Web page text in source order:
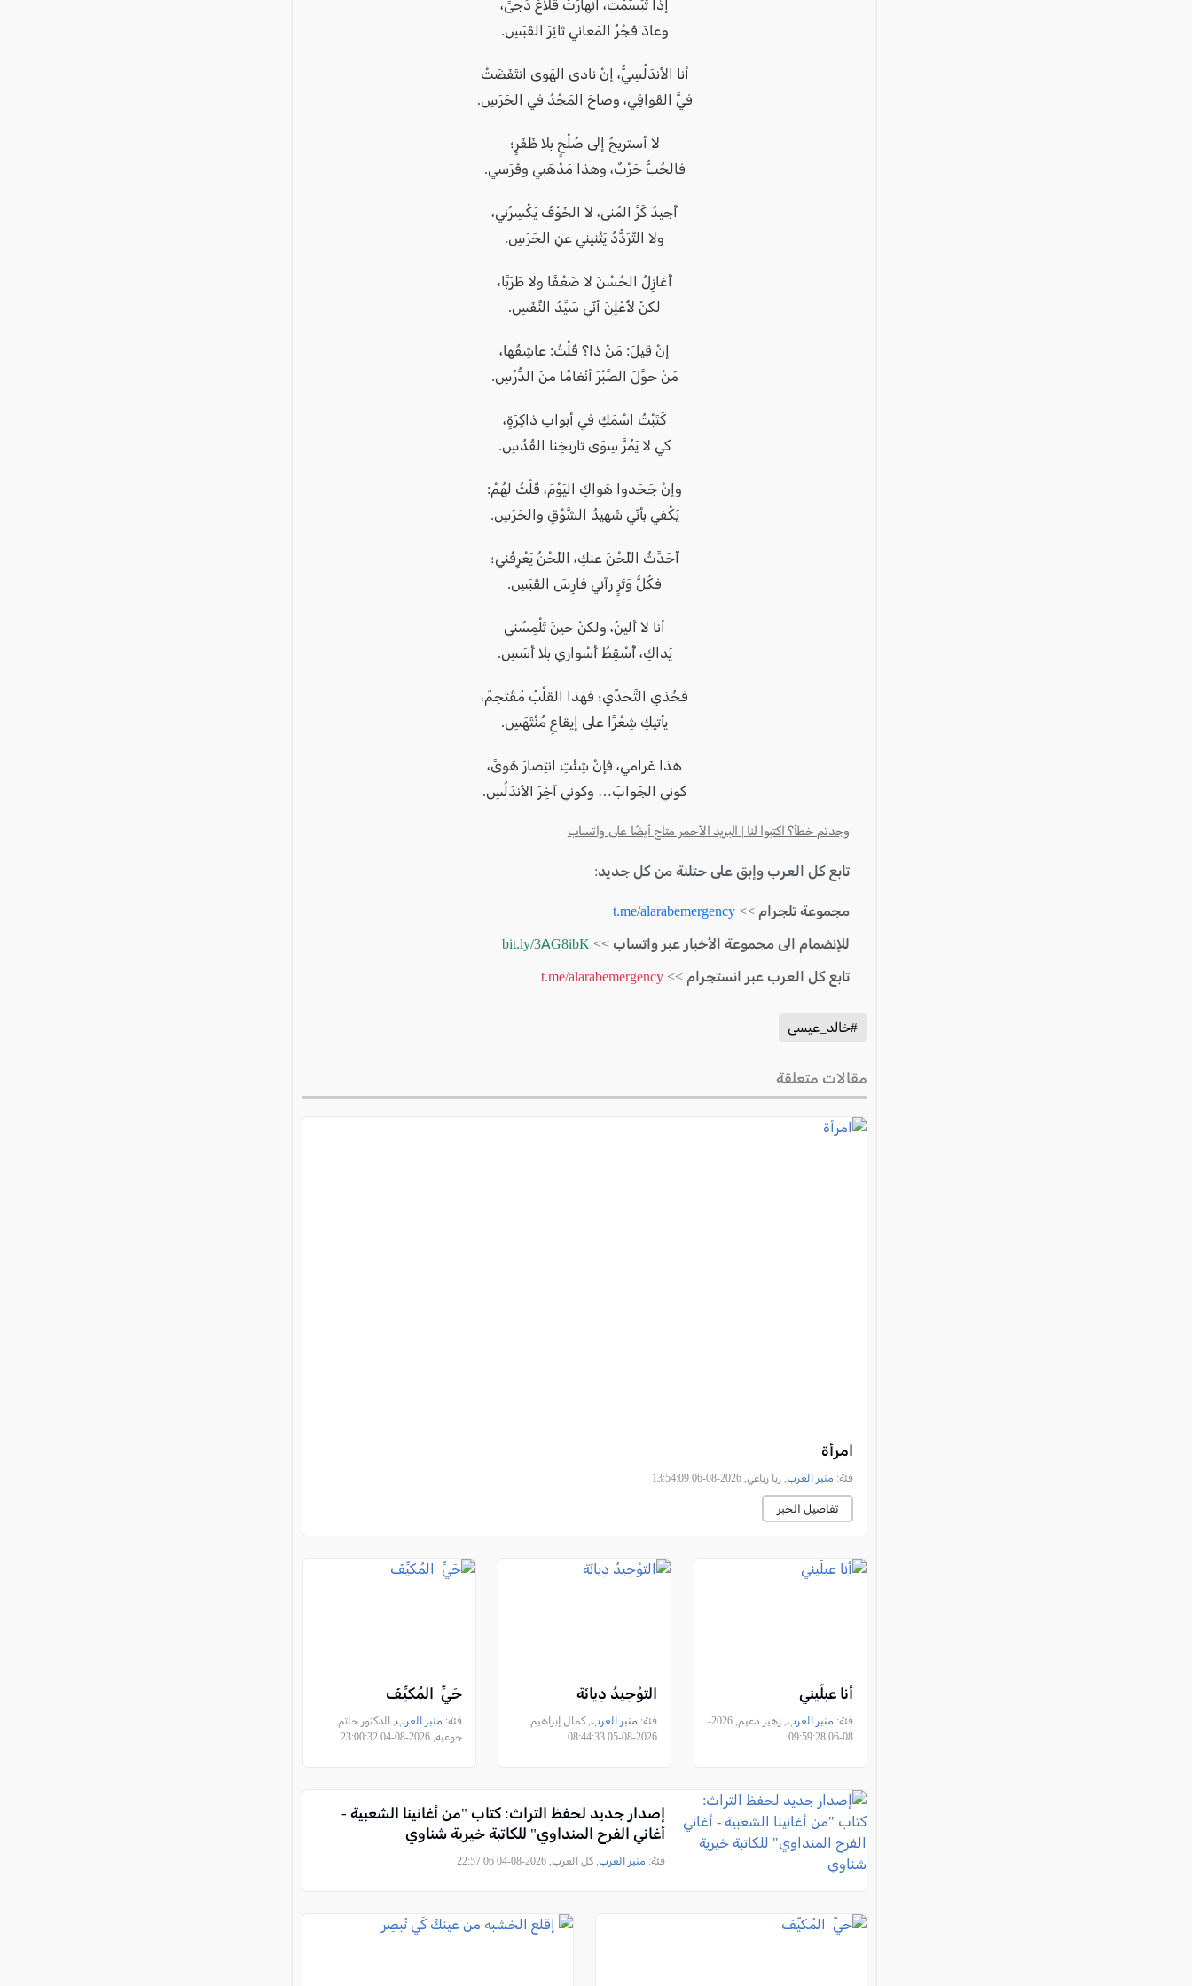
إذا تَبَسَّمْتِ، انهارَتْ قِلاعُ دُجىً،
وعادَ فَجْرُ المَعاني ثائِرَ القَبَسِ.
أنا الأندَلُسِيُّ، إنْ نادى الهَوى انتَفَضَتْ
فيَّ القَوافِي، وصاحَ المَجْدُ في الحَرَسِ.
لا أستريحُ إلى صُلْحٍ بلا ظَفَرٍ؛
فالحُبُّ حَرْبٌ، وهذا مَذْهَبي وفَرَسي.
أُجيدُ كَرَّ المُنى، لا الخَوْفُ يَكْسِرُني،
ولا التَّرَدُّدُ يَثْنيني عنِ الحَرَسِ.
أُغازِلُ الحُسْنَ لا ضَعْفًا ولا طَرَبًا،
لكنْ لأُعْلِنَ أنّي سَيِّدُ النَّفَسِ.
إنْ قيلَ: مَنْ ذا؟ قُلْتُ: عاشِقُها،
مَنْ حوَّلَ الصَّبْرَ أنْغامًا منَ الدُّرُسِ.
كَتَبْتُ اسْمَكِ في أبوابِ ذاكِرَةٍ،
كي لا يَمُرَّ سِوَى تاريخِنا القُدُسِ.
وإنْ جَحَدوا هَواكِ اليَوْمَ، قُلْتُ لَهُمْ:
يَكْفي بأنّي شَهيدُ الشَّوْقِ والحَرَسِ.
أُحَدِّثُ اللَّحْنَ عنكِ، اللَّحْنُ يَعْرِفُني؛
فكُلُّ وَتَرٍ رآني فارِسَ القَبَسِ.
أنا لا أَلينُ، ولكنْ حينَ تَلْمِسُني
يَداكِ، أُسْقِطُ أَسْواري بلا أَسَسِ.
فخُذي التَّحَدِّي؛ فهَذا القَلْبُ مُقْتَحِمٌ،
يأتيكِ شِعْرًا على إيقاعِ مُنْتَهَسِ.
هذا غَرامي، فإنْ شِئْتِ انتِصارَ هَوىً،
كوني الجَوابَ… وكوني آخِرَ الأندَلُسِ.
وجدتم خطأ؟ اكتبوا لنا | البريد الأحمر متاح أيضًا على واتساب
تابع كل العرب وإبق على حتلنة من كل جديد:
مجموعة تلجرام >> t.me/alarabemergency
للإنضمام الى مجموعة الأخبار عبر واتساب >> bit.ly/3AG8ibK
تابع كل العرب عبر انستجرام >> t.me/alarabemergency
#خالد_عيسى
مقالات متعلقة
امرأة
فئة: منبر العرب, ربا رباعي, 2026-08-06 13:54:09
تفاصيل الخبر
أنا عبلّيني
فئة: منبر العرب
, زهير دعيم, 2026-
08-06 09:59:28
التوْحِيدُ دِيانَة
فئة: منبر العرب, كمال إبراهيم,
2026-08-05 08:44:33
حَيِّ المُكيِّفَ
فئة: منبر العرب, الدكتور حاتم
جوعيه, 2026-08-04 23:00:32
إصدار جديد لحفظ التراث: كتاب "من أغانينا الشعبية -
أغاني الفرح المنداوي" للكاتبة خيرية شناوي
فئة: منبر العرب, كل العرب, 2026-08-04 22:57:06